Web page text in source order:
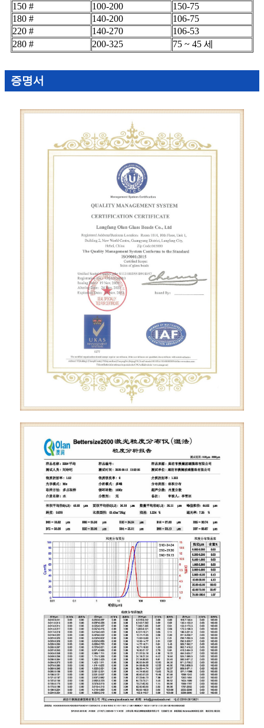
150 #
100-200
150-75
180 #
140-200
106-75
220 #
140-270
106-53
280 #
200-325 75 ~ 45 세
증명서